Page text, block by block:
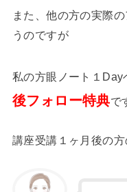
また、他の方の実際
うのですが
私の方眼ノート１
後フォロー特典で
講座受講１ヶ月後の